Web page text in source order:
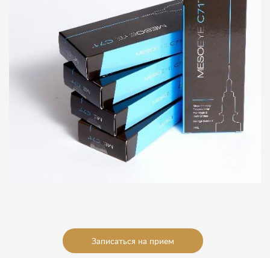
Записаться на прием